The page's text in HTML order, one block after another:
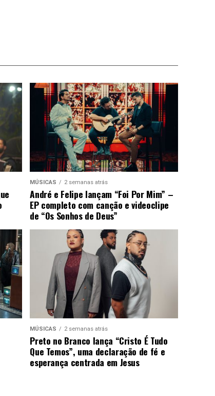
MÚSICAS 2 semanas atrás
André e Felipe lançam “Foi Por Mim” –
EP completo com canção e videoclipe
de “Os Sonhos de Deus”
MÚSICAS 2 semanas atrás
Preto no Branco lança “Cristo É Tudo
Que Temos”, uma declaração de fé e
esperança centrada em Jesus